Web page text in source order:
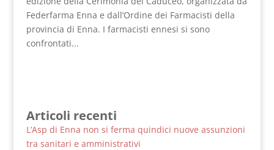
Federfarma Enna e dall’Ordine dei Farmacisti della
provincia di Enna. I farmacisti ennesi si sono
confrontati...
Articoli recenti
L’Asp di Enna non si ferma quindici nuove assunzioni
tra sanitari e amministrativi